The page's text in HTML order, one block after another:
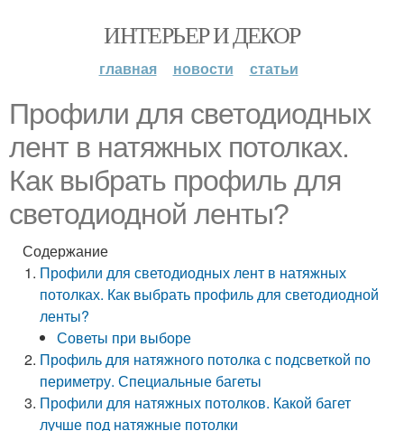
ИНТЕРЬЕР И ДЕКОР
главная новости статьи
Профили для светодиодных
лент в натяжных потолках.
Как выбрать профиль для
светодиодной ленты?
Содержание
Профили для светодиодных лент в натяжных
потолках. Как выбрать профиль для светодиодной
ленты?
Советы при выборе
Профиль для натяжного потолка с подсветкой по
периметру. Специальные багеты
Профили для натяжных потолков. Какой багет
лучше под натяжные потолки